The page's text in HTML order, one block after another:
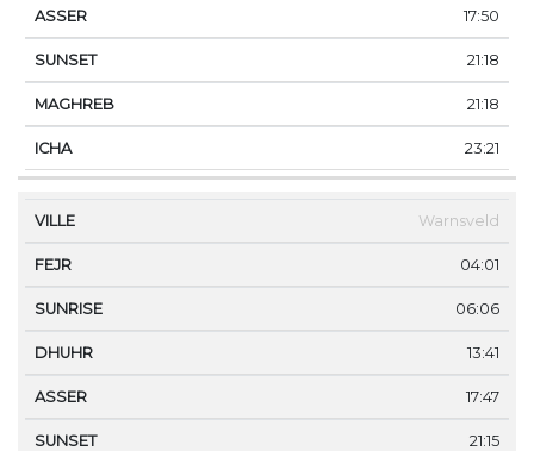
17:50
21:18
21:18
23:21
Warnsveld
04:01
06:06
13:41
17:47
21:15